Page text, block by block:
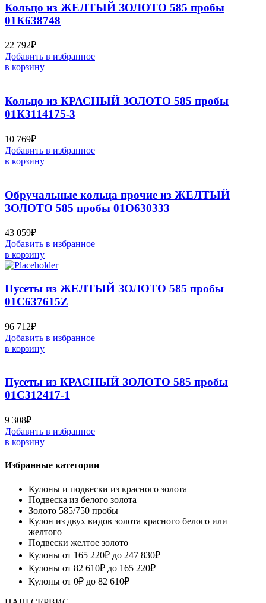
Кольцо из ЖЕЛТЫЙ ЗОЛОТО 585 пробы
01К638748
22 792₽
Добавить в избранное
в корзину
Кольцо из КРАСНЫЙ ЗОЛОТО 585 пробы
01К3114175-3
10 769₽
Добавить в избранное
в корзину
Обручальные кольца прочие из ЖЕЛТЫЙ
ЗОЛОТО 585 пробы 01О630333
43 059₽
Добавить в избранное
в корзину
Пусеты из ЖЕЛТЫЙ ЗОЛОТО 585 пробы
01С637615Z
96 712₽
Добавить в избранное
в корзину
Пусеты из КРАСНЫЙ ЗОЛОТО 585 пробы
01С312417-1
9 308₽
Добавить в избранное
в корзину
Избранные категории
Кулоны и подвески из красного золота
Подвеска из белого золота
Золото 585/750 пробы
Кулон из двух видов золота красного белого или
желтого
Подвески желтое золото
Кулоны от 165 220₽ до 247 830₽
Кулоны от 82 610₽ до 165 220₽
Кулоны от 0₽ до 82 610₽